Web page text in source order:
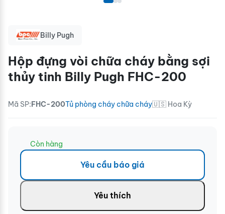
Billy Pugh
Hộp đựng vòi chữa cháy bằng sợi
thủy tinh Billy Pugh FHC-200
Mã SP:FHC-200Tủ phòng cháy chữa cháy🇺🇸 Hoa Kỳ
Còn hàng
Yêu cầu báo giá
Yêu thích